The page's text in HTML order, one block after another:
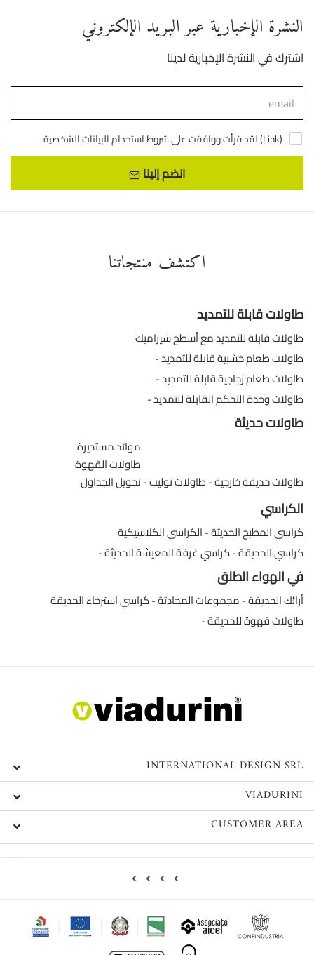
النشرة الإخبارية عبر البريد الإلكتروني
اشترك في النشرة الإخبارية لدينا
لقد قرأت ووافقت على شروط استخدام البيانات الشخصية (Link)
انضم إلينا
اكتشف منتجاتنا
طاولات قابلة للتمديد
طاولات قابلة للتمديد مع أسطح سيراميك
طاولات طعام خشبية قابلة للتمديد
طاولات طعام زجاجية قابلة للتمديد
طاولات وحدة التحكم القابلة للتمديد
طاولات حديثة
موائد مستديرة
طاولات القهوة
تحويل الجداول طاولات توليب طاولات حديقة خارجية
الكراسي
الكراسي الكلاسيكية كراسي المطبخ الحديثة
كراسي غرفة المعيشة الحديثة كراسي الحديقة
في الهواء الطلق
كراسي استرخاء الحديقة مجموعات المحادثة أرائك الحديقة
طاولات قهوة للحديقة
INTERNATIONAL DESIGN SRL
VIADURINI
CUSTOMER AREA